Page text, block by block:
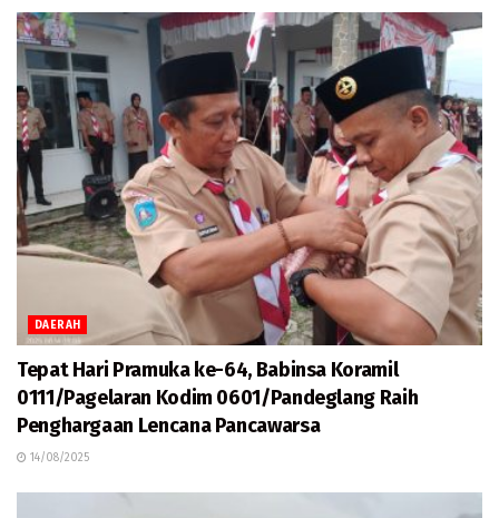
DAERAH
Tepat Hari Pramuka ke-64, Babinsa Koramil
0111/Pagelaran Kodim 0601/Pandeglang Raih
Penghargaan Lencana Pancawarsa
14/08/2025